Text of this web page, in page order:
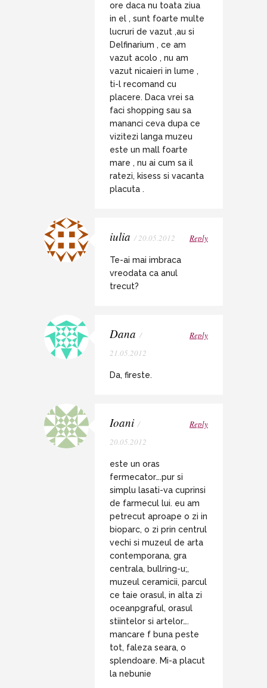
ore daca nu toata ziua
in el , sunt foarte multe
lucruri de vazut ,au si
Delfinarium , ce am
vazut acolo , nu am
vazut nicaieri in lume ,
ti-l recomand cu
placere. Daca vrei sa
faci shopping sau sa
mananci ceva dupa ce
vizitezi langa muzeu
este un mall foarte
mare , nu ai cum sa il
ratezi, kisess si vacanta
placuta .
iulia / 20.05.2012 Reply
Te-ai mai imbraca
vreodata ca anul
trecut?
Dana /
21.05.2012
Reply
Da, fireste.
Ioani /
20.05.2012
Reply
este un oras
fermecator….pur si
simplu lasati-va cuprinsi
de farmecul lui. eu am
petrecut aproape o zi in
bioparc, o zi prin centrul
vechi si muzeul de arta
contemporana, gra
centrala, bullring-u;,
muzeul ceramicii, parcul
ce taie orasul, in alta zi
oceanpgraful, orasul
stiintelor si artelor….
mancare f buna peste
tot, faleza seara, o
splendoare. Mi-a placut
la nebunie